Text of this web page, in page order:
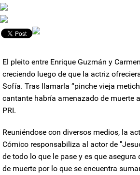
El pleito entre Enrique Guzmán y
creciendo luego de que la actriz
Sofía. Tras llamarla “pinche vieja
cantante habría amenazado de muerte
PRI.
Reuniéndose con diversos medios, la
Cómico responsabiliza al actor de
de todo lo que le pase y es que asegura
de muerte por lo que se encuentra